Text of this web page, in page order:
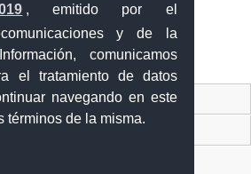
, emitido por el
y de la
comunicamos
el tratamiento de datos
navegando en este
términos de la misma.
Ciudadano Digital